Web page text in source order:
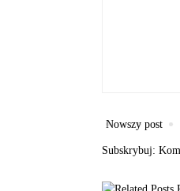
Nowszy post
Subskrybuj: